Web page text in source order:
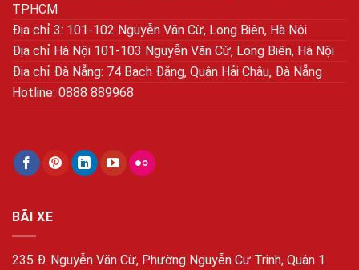
TPHCM
Địa chỉ 3: 101-102 Nguyễn Văn Cừ, Long Biên, Hà Nội
Địa chỉ Hà Nội 101-103 Nguyễn Văn Cừ, Long Biên, Hà Nội
Địa chỉ Đà Nẵng: 74 Bạch Đằng, Quận Hải Châu, Đà Nẵng
Hotline: 0888 889968
BÃI XE
235 Đ. Nguyễn Văn Cừ, Phường Nguyễn Cư Trinh, Quận 1